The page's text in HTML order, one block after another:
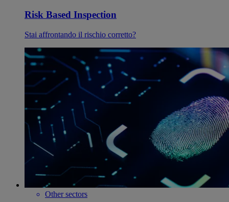
Risk Based Inspection
Stai affrontando il rischio corretto?
Other sectors